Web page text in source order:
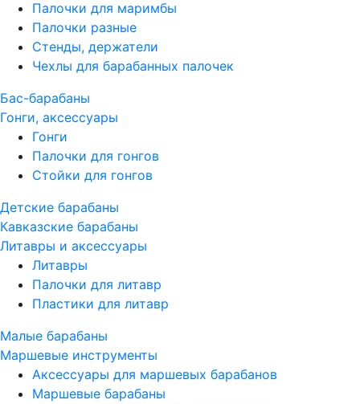
Палочки для маримбы
Палочки разные
Стенды, держатели
Чехлы для барабанных палочек
Бас-барабаны
Гонги, аксессуары
Гонги
Палочки для гонгов
Стойки для гонгов
Детские барабаны
Кавказские барабаны
Литавры и аксессуары
Литавры
Палочки для литавр
Пластики для литавр
Малые барабаны
Маршевые инструменты
Аксессуары для маршевых барабанов
Маршевые барабаны